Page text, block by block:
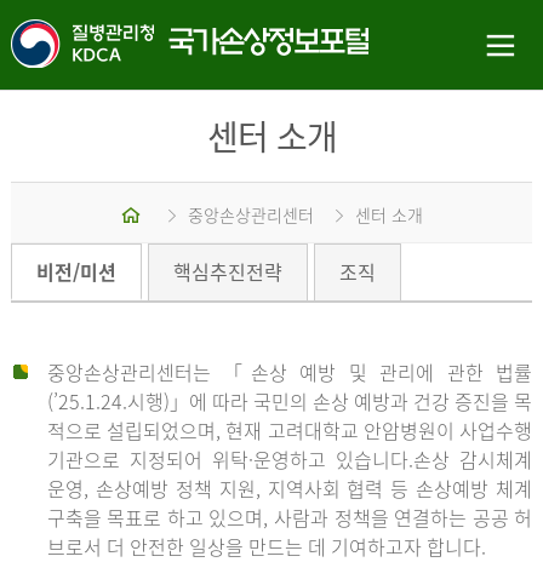
센터 소개
중앙손상관리센터 센터 소개
비전/미션 핵심추진전략 조직
중앙손상관리센터는 「손상 예방 및 관리에 관한 법률
(’25.1.24.시행)」에 따라 국민의 손상 예방과 건강 증진을 목
적으로 설립되었으며, 현재 고려대학교 안암병원이 사업수행
기관으로 지정되어 위탁·운영하고 있습니다.손상 감시체계
운영, 손상예방 정책 지원, 지역사회 협력 등 손상예방 체계
구축을 목표로 하고 있으며, 사람과 정책을 연결하는 공공 허
브로서 더 안전한 일상을 만드는 데 기여하고자 합니다.